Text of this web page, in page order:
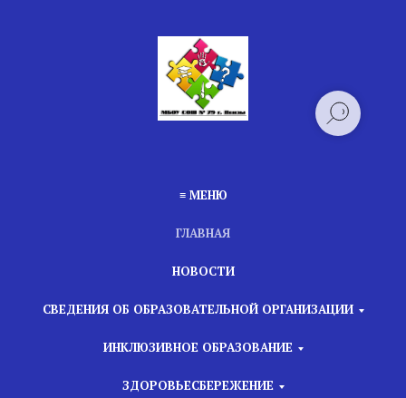
≡ МЕНЮ
ГЛАВНАЯ
НОВОСТИ
СВЕДЕНИЯ ОБ ОБРАЗОВАТЕЛЬНОЙ ОРГАНИЗАЦИИ
ИНКЛЮЗИВНОЕ ОБРАЗОВАНИЕ
ЗДОРОВЬЕСБЕРЕЖЕНИЕ